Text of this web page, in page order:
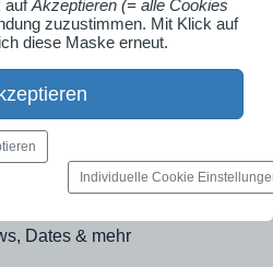
für dein Unternehmen:
Galerie
Audio, Video
Dates & mehr
aufAkzeptieren (= alle Cookies
zuzustimmen. Mit Klick auf
diese Maske erneut.
Individuelle Cookie